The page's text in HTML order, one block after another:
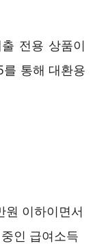
전용 상품이
를 통해 대환용
원 이하이면서
인 급여소득